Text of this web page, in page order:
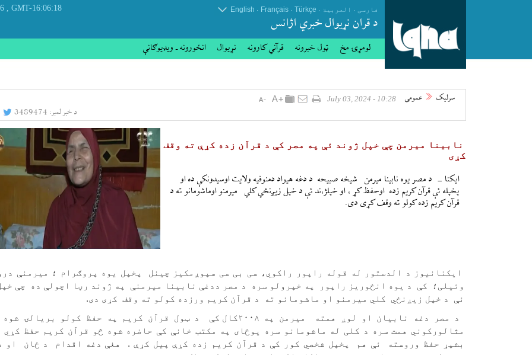
GMT-16:06:18
, Saturday 08 August 2026 فارسی . العربیة .
Türkçe
.
Français
.
English
د قران نړيوال خبري اژانس
لومړۍ مخ ټول خبرونه قرآني کارونه نړيوال انځورونه ـ ویډیوګانې
سرلیک عمومی 10:28 - July 03, 2024
د خبر لمبر: 3489474
نابینا میرمن چې خپل ژوند ئې په مصر کې د قرآن زده کړې ته وقف
کړی
ایکنا - د مصر یوه نابینا میرمن شیخه صبیحه د دغه هیواد دمنوفیه ولایت اوسیدونکې ده او
پخپله ئې قرآن کریم زده اوحفظ کړ ، او خپلژ،ند ئې د خپل زیږنځي کلي میرمنو اوماشومانو ته د
قرآن کریم زده کولو ته وقف کړی دی.
ایکنانیوز د الدستور له قوله راپور راکوي، سی بی سی سپوږمکیز چینل پخپل یوه پروګرام ؛ میرمنې
وئیلی؛ کې د یوه انځوریز راپور په خپرولو سره د مصر ددغې نابینا میرمنې په ژوند رڼا اچولې ده چې
ئې د خپل زیږنځي کلي میرمنو او ماشومانو ته د قرآن کریم ورزده کولو ته وقف کړی دی.
د مصر دغه نابیان او لوږ همته میرمن په ۲۰۰۸کال کې د ټول قرآن کریم په حفظ کولو
مثالورکوني همت سره د کلی له ماشومانو سره یوځای په مکتب خانې کې حاضره شوه څو قرآن کریم حفظ کړي
بشپړ حفظ وروسته ئې هم پخپل شخصي کور کې د قرآن کریم زده کړې پيل کړې . هغې دغه اقدام د ځان او